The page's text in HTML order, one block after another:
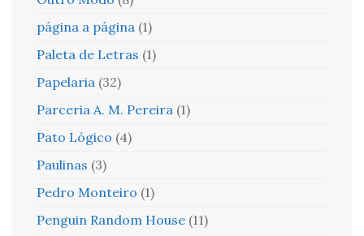
página a página (1)
Paleta de Letras (1)
Papelaria (32)
Parceria A. M. Pereira (1)
Pato Lógico (4)
Paulinas (3)
Pedro Monteiro (1)
Penguin Random House (11)